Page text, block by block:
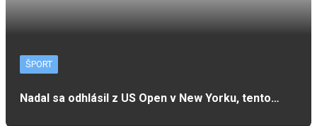
ŠPORT
Nadal sa odhlásil z US Open v New Yorku, tento…